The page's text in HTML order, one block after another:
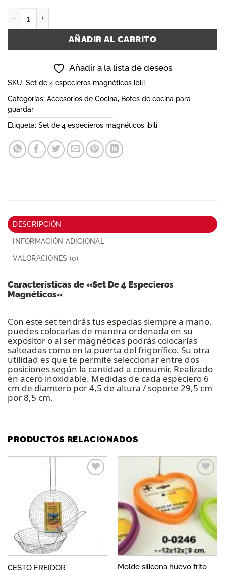
AÑADIR AL CARRITO
Añadir a la lista de deseos
SKU: Set de 4 especieros magnéticos ibili
Categorías: Accesorios de Cocina, Botes de cocina para
guardar
Etiqueta: Set de 4 especieros magnéticos ibili
DESCRIPCIÓN
INFORMACIÓN ADICIONAL
VALORACIONES (0)
Características de «Set De 4 Especieros
Magnéticos«
Con este set tendrás tus especias siempre a mano,
puedes colocarlas de manera ordenada en su
expositor o al ser magnéticas podrás colocarlas
salteadas como en la puerta del frigorífico. Su otra
utilidad es que te permite seleccionar entre dos
posiciones según la cantidad a consumir. Realizado
en acero inoxidable. Medidas de cada especiero 6
cm de diamtero por 4,5 de altura / soporte 29,5 cm
por 8,5 cm.
PRODUCTOS RELACIONADOS
CESTO FREIDOR
Añadir
a la
lista de
deseos
Molde silicona huevo frito